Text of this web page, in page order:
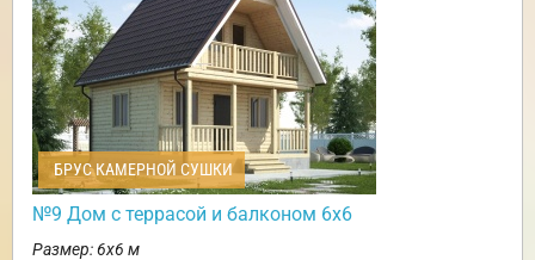
БРУС КАМЕРНОЙ СУШКИ
№9 Дом с террасой и балконом 6х6
Размер: 6х6 м